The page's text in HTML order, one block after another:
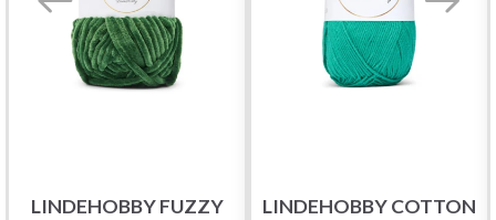
LINDEHOBBY FUZZY
LINDEHOBBY COTTON